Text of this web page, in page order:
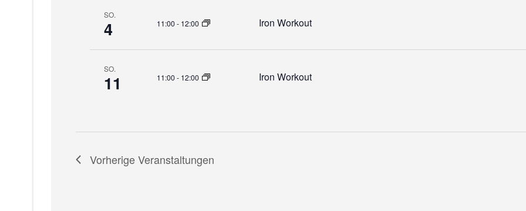
s
i
SO.
4 11:00- 12:00 Iron Workout
SO.
11 11:00- 12:00 Iron Workout
VorherigeVeranstaltungen